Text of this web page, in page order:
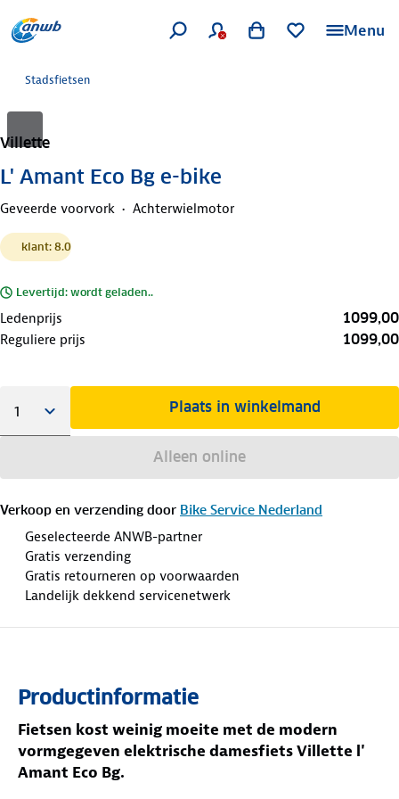
Menu
Stadsfietsen
Villette
L' Amant Eco Bg e-bike
Geveerde voorvork Achterwielmotor
klant: 8.0
Levertijd: wordt geladen..
Ledenprijs 1099,00
Reguliere prijs 1099,00
Plaats in winkelmand
Alleen online
Verkoop en verzending door Bike Service Nederland
Geselecteerde ANWB-partner
Gratis verzending
Gratis retourneren op voorwaarden
Landelijk dekkend servicenetwerk
Productinformatie
Fietsen kost weinig moeite met de modern
vormgegeven elektrische damesfiets Villette l'
Amant Eco Bg.